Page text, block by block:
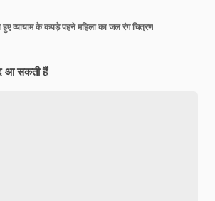
हुए व्यायाम के कपड़े पहने महिला का जल रंग चित्रण
आ सकती हैं